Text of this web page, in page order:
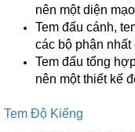
nên một diện
Tem đấu cánh,
các bộ phận nhất
Tem đấu tổng
nên một thiết kế
Tem Độ Kiểng